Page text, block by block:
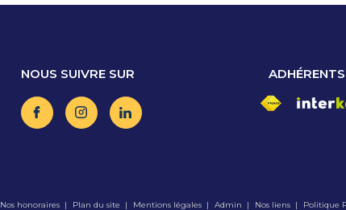
NOUS SUIVRE SUR ADHÉRENTS
Nos honoraires Plan du site Mentions légales Admin Nos liens Politique